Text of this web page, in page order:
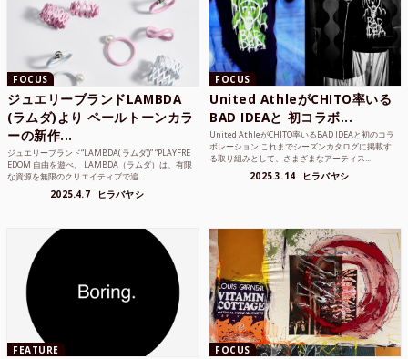
FOCUS
ジュエリーブランドLAMBDA
(ラムダ)より ペールトーンカラ
ーの新作...
ジュエリーブランド“LAMBDA( ラムダ))” “PLAYFRE
EDOM 自由を遊べ。 LAMBDA（ラムダ）は、有限
な資源を無限のクリエイティブで追...
2025.4.7 ヒラバヤシ
FOCUS
United AthleがCHITO率いる
BAD IDEAと 初コラボ...
United AthleがCHITO率いるBAD IDEAと初のコラ
ボレーション これまでシーズンカタログに掲載す
る取り組みとして、さまざまなアーティス...
2025.3.14 ヒラバヤシ
FEATURE FOCUS